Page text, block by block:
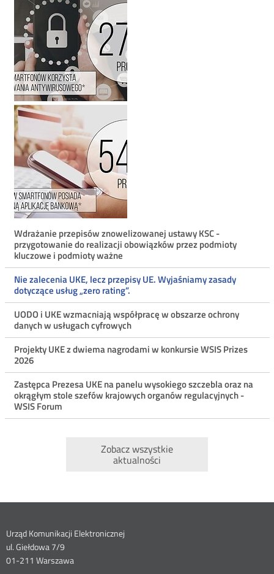
Menu
ostatnie
aktualności
Wdrażanie przepisów znowelizowanej ustawy KSC -
przygotowanie do realizacji obowiązków przez podmioty
kluczowe i podmioty ważne
Nie zalecenia UKE, lecz przepisy UE. Wyjaśniamy zasady
dotyczące usług „zero rating”.
UODO i UKE wzmacniają współpracę w obszarze ochrony
danych w usługach cyfrowych
Projekty UKE z dwiema nagrodami w konkursie WSIS Prizes
2026
Zastępca Prezesa UKE na panelu wysokiego szczebla oraz na
okrągłym stole szefów krajowych organów regulacyjnych -
WSIS Forum
Zobacz wszystkie
aktualności
Dane
kontaktowe
Urząd Komunikacji Elektronicznej
ul. Giełdowa 7/9
01-211 Warszawa